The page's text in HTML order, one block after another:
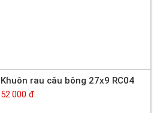
Khuôn rau câu bông 27x9 RC04
52.000 đ